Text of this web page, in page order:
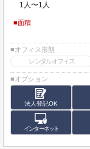
1人〜1人
■面積
■オフィス形態
レンタルオフィス
■オプション
法人登記OK
インターネット